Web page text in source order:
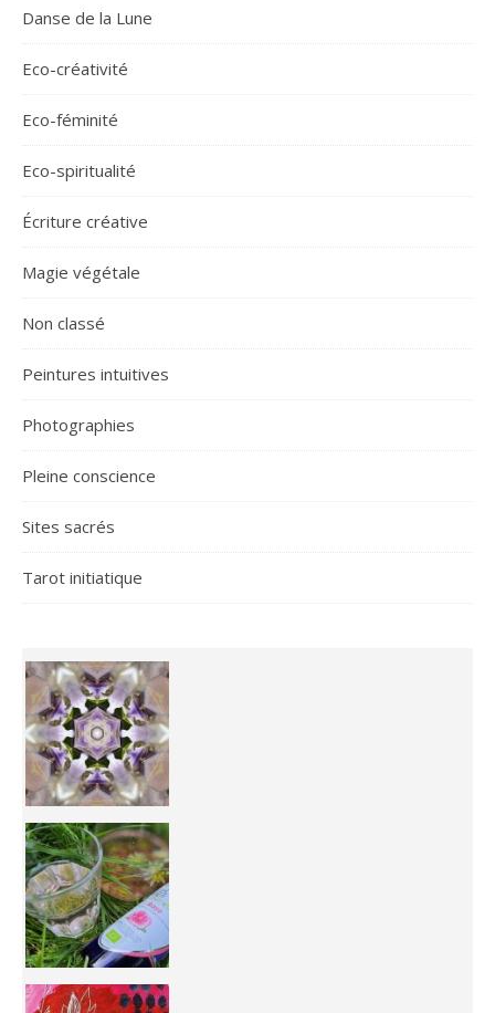
Danse de la Lune
Eco-créativité
Eco-féminité
Eco-spiritualité
Écriture créative
Magie végétale
Non classé
Peintures intuitives
Photographies
Pleine conscience
Sites sacrés
Tarot initiatique
Inhabit your body and understand its